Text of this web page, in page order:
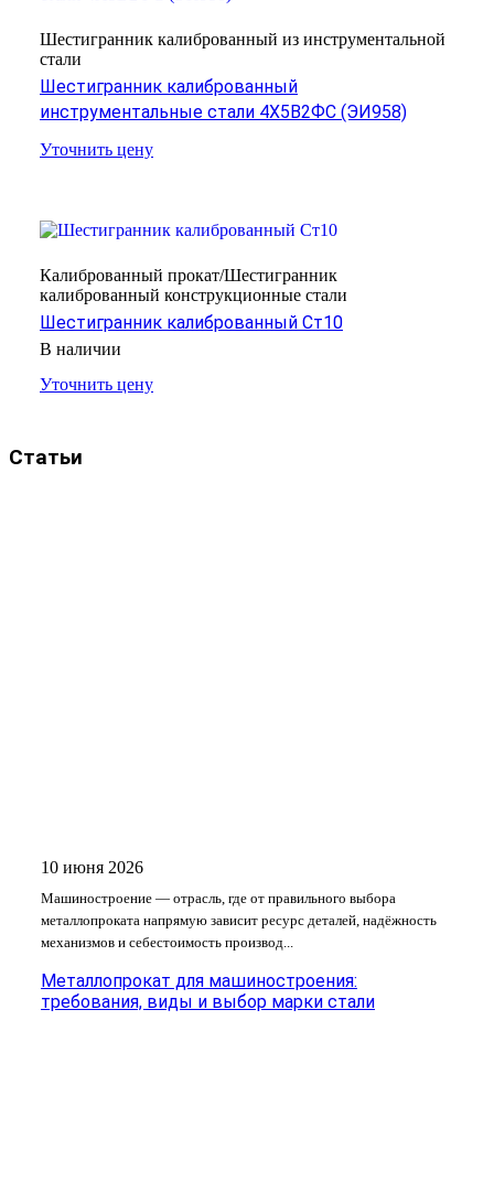
Шестигранник калиброванный из инструментальной
стали
Шестигранник калиброванный
инструментальные стали 4Х5В2ФС (ЭИ958)
Уточнить цену
Калиброванный прокат/Шестигранник
калиброванный конструкционные стали
Шестигранник калиброванный Ст10
В наличии
Уточнить цену
Статьи
10 июня 2026
Машиностроение — отрасль, где от правильного выбора
металлопроката напрямую зависит ресурс деталей, надёжность
механизмов и себестоимость производ...
Металлопрокат для машиностроения:
требования, виды и выбор марки стали